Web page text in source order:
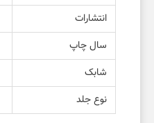
انتشارات
سال چاپ
شابک
نوع جلد